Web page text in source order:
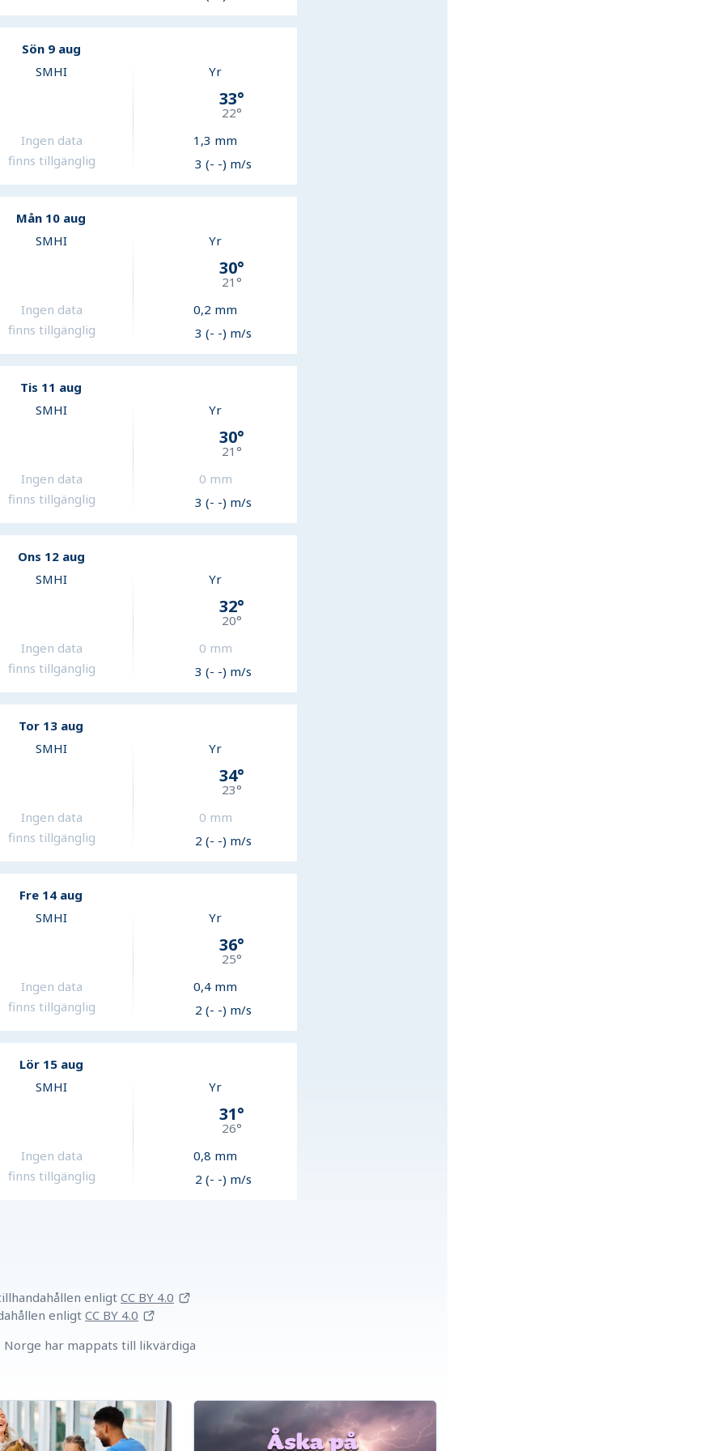
Sön 9 aug
SMHI
Ingen data
finns tillgänglig
Yr
33°
22°
1,3 mm
3 (- -) m/s
Mån 10 aug
SMHI
Ingen data
finns tillgänglig
Yr
30°
21 °
0,2 mm
3 (- -) m/s
Tis 11 aug
SMHI
Ingen data
finns tillgänglig
Yr
30°
21 °
0 mm
3 (- -) m/s
Ons 12 aug
SMHI
Ingen data
finns tillgänglig
Yr
32°
20°
0 mm
3 (- -) m/s
Tor 13 aug
SMHI
Ingen data
finns tillgänglig
Yr
34°
23°
0 mm
2 (- -) m/s
Fre 14 aug
SMHI
Ingen data
finns tillgänglig
Yr
36°
25°
0,4 mm
2 (- -) m/s
Lör 15 aug
SMHI
Ingen data
finns tillgänglig
Yr
31°
26°
0,8 mm
2 (- -) m/s
enligt CC BY 4.0
enligt CC BY 4.0
har mappats till likvärdiga